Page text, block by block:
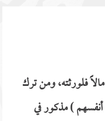
فلورثته، ومن ترك
أنفسهم ) مذكور في